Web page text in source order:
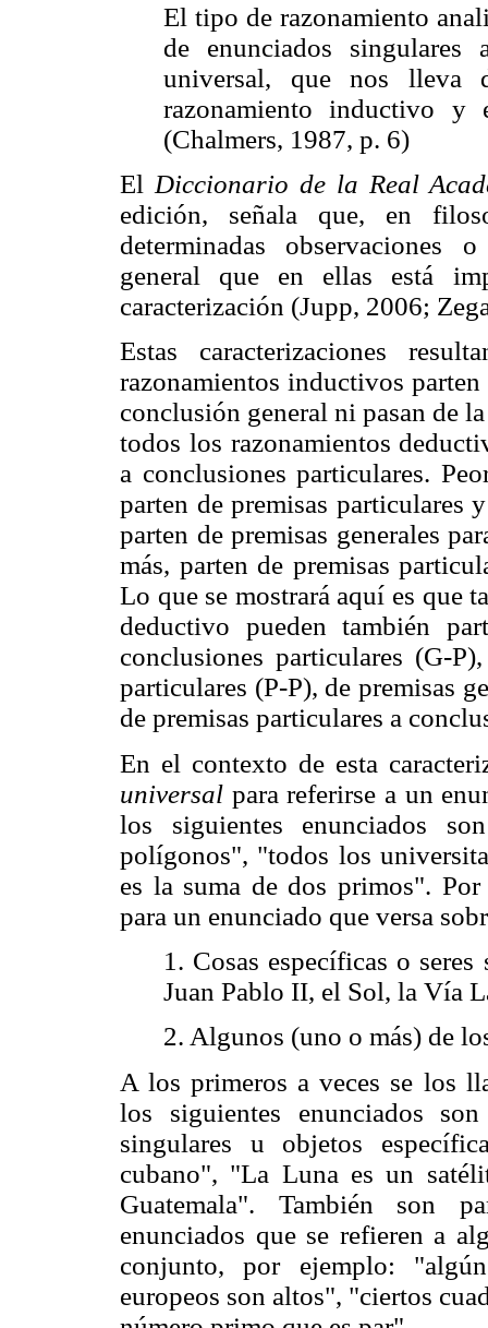
El tipo de razonamiento
de enunciados
universal, que nos lleva
razonamiento inductivo y
(Chalmers, 1987, p. 6)
El Diccionario de la Real
edición, señala que, en
determinadas observaciones
general que en ellas está
caracterización (Jupp, 2006;
Estas caracterizaciones
razonamientos inductivos
conclusión general ni pasan de
todos los razonamientos
a conclusiones particulares.
parten de premisas particulares
parten de premisas generales
más, parten de premisas
Lo que se mostrará aquí es que
deductivo pueden también
conclusiones particulares (G-
particulares (P-P), de premisas
de premisas particulares a
En el contexto de esta
universal para referirse a un
los siguientes enunciados
polígonos", "todos los
es la suma de dos primos".
para un enunciado que versa
1. Cosas específicas o
Juan Pablo II, el Sol, la Vía
2. Algunos (uno o más) de
A los primeros a veces se los
los siguientes enunciados
singulares u objetos
cubano", "La Luna es un
Guatemala". También son
enunciados que se refieren a
conjunto, por ejemplo:
europeos son altos", "ciertos